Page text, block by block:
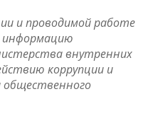
и проводимой работе
внутренних
коррупции и